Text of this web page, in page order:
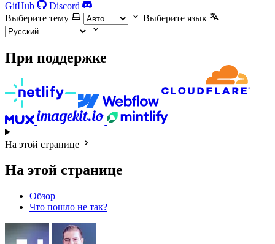
GitHub
Discord
Выберите тему
Выберите язык
При поддержке
На этой странице
На этой странице
Обзор
Что пошло не так?